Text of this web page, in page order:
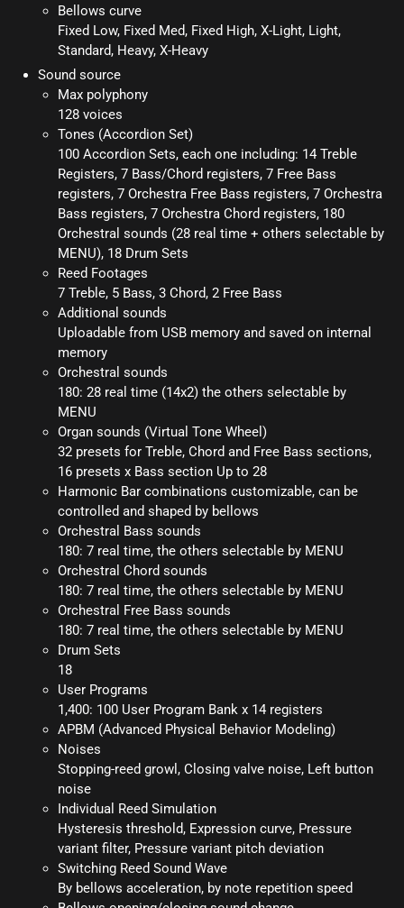
Bellows curve
Fixed Low, Fixed Med, Fixed High, X-Light, Light,
Standard, Heavy, X-Heavy
Sound source
Max polyphony
128 voices
Tones (Accordion Set)
100 Accordion Sets, each one including: 14 Treble
Registers, 7 Bass/Chord registers, 7 Free Bass
registers, 7 Orchestra Free Bass registers, 7 Orchestra
Bass registers, 7 Orchestra Chord registers, 180
Orchestral sounds (28 real time + others selectable by
MENU), 18 Drum Sets
Reed Footages
7 Treble, 5 Bass, 3 Chord, 2 Free Bass
Additional sounds
Uploadable from USB memory and saved on internal
memory
Orchestral sounds
180: 28 real time (14x2) the others selectable by
MENU
Organ sounds (Virtual Tone Wheel)
32 presets for Treble, Chord and Free Bass sections,
16 presets x Bass section Up to 28
Harmonic Bar combinations customizable, can be
controlled and shaped by bellows
Orchestral Bass sounds
180: 7 real time, the others selectable by MENU
Orchestral Chord sounds
180: 7 real time, the others selectable by MENU
Orchestral Free Bass sounds
180: 7 real time, the others selectable by MENU
Drum Sets
18
User Programs
1,400: 100 User Program Bank x 14 registers
APBM (Advanced Physical Behavior Modeling)
Noises
Stopping-reed growl, Closing valve noise, Left button
noise
Individual Reed Simulation
Hysteresis threshold, Expression curve, Pressure
variant filter, Pressure variant pitch deviation
Switching Reed Sound Wave
By bellows acceleration, by note repetition speed